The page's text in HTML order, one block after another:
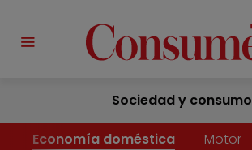
Sociedad y consumo
Economía doméstica Motor